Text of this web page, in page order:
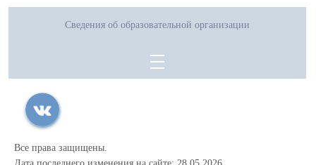
Сведения об образовательной организации
Все права защищены.